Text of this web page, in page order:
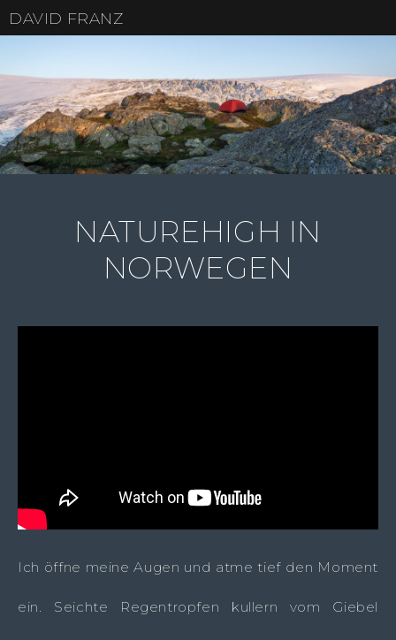
DAVID FRANZ
NATUREHIGH IN
NORWEGEN
Ich öffne meine Augen und atme tief den Moment
ein. Seichte Regentropfen kullern vom Giebel